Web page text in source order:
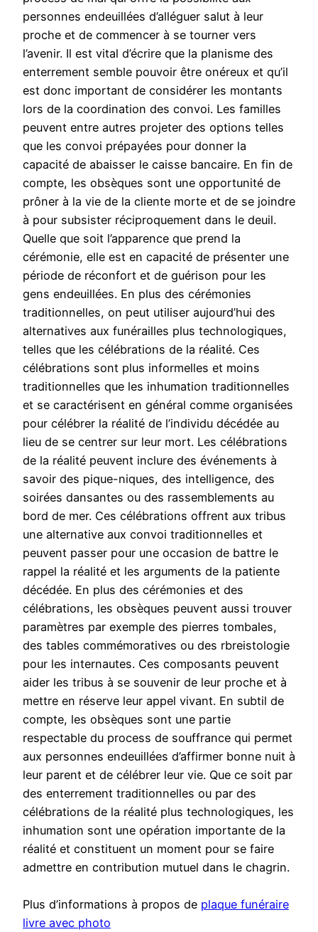
personnes endeuillées d’alléguer salut à leur
proche et de commencer à se tourner vers
l’avenir. Il est vital d’écrire que la planisme des
enterrement semble pouvoir être onéreux et qu’il
est donc important de considérer les montants
lors de la coordination des convoi. Les familles
peuvent entre autres projeter des options telles
que les convoi prépayées pour donner la
capacité de abaisser le caisse bancaire. En fin de
compte, les obsèques sont une opportunité de
prôner à la vie de la cliente morte et de se joindre
à pour subsister réciproquement dans le deuil.
Quelle que soit l’apparence que prend la
cérémonie, elle est en capacité de présenter une
période de réconfort et de guérison pour les
gens endeuillées. En plus des cérémonies
traditionnelles, on peut utiliser aujourd’hui des
alternatives aux funérailles plus technologiques,
telles que les célébrations de la réalité. Ces
célébrations sont plus informelles et moins
traditionnelles que les inhumation traditionnelles
et se caractérisent en général comme organisées
pour célébrer la réalité de l’individu décédée au
lieu de se centrer sur leur mort. Les célébrations
de la réalité peuvent inclure des événements à
savoir des pique-niques, des intelligence, des
soirées dansantes ou des rassemblements au
bord de mer. Ces célébrations offrent aux tribus
une alternative aux convoi traditionnelles et
peuvent passer pour une occasion de battre le
rappel la réalité et les arguments de la patiente
décédée. En plus des cérémonies et des
célébrations, les obsèques peuvent aussi trouver
paramètres par exemple des pierres tombales,
des tables commémoratives ou des rbreistologie
pour les internautes. Ces composants peuvent
aider les tribus à se souvenir de leur proche et à
mettre en réserve leur appel vivant. En subtil de
compte, les obsèques sont une partie
respectable du process de souffrance qui permet
aux personnes endeuillées d’affirmer bonne nuit à
leur parent et de célébrer leur vie. Que ce soit par
des enterrement traditionnelles ou par des
célébrations de la réalité plus technologiques, les
inhumation sont une opération importante de la
réalité et constituent un moment pour se faire
admettre en contribution mutuel dans le chagrin.
Plus d’informations à propos de plaque funéraire
livre avec photo